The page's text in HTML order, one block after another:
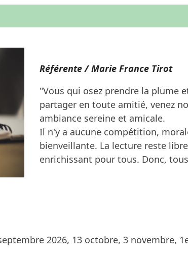
Référente / Marie France Tirot
"Vous qui osez prendre la plume
partager en toute amitié, venez
ambiance sereine et amicale.
Il n'y a aucune compétition,
bienveillante. La lecture reste
enrichissant pour tous. Donc,
2026, 13 octobre, 3 novembre,